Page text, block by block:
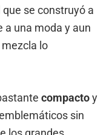
que se construyó a
a una moda y aun
lo
compactoy
sin